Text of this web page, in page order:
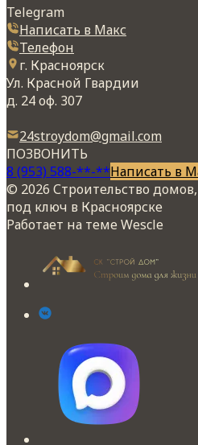
Telegram
Написать в Макс
Телефон
г. Красноярск
Ул. Красной Гвардии
д. 24 оф. 307
24stroydom@gmail.com
ПОЗВОНИТЬ
8 (953) 588-**-**Написать в
© 2026 Строительство
под ключ в Красноярске
Работает на теме Wescle